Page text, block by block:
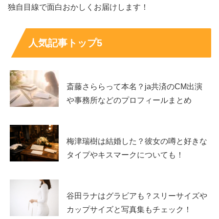
宮本龍之介さんは元ジャニーズ？噂の真相
を整理
独自目線で面白おかしくお届けします！
人気記事トップ5
斎藤さららって本名？ja共済のCM出演
や事務所などのプロフィールまとめ
梅津瑞樹は結婚した？彼女の噂と好きな
タイプやキスマークについても！
谷田ラナはグラビアも？スリーサイズや
カップサイズと写真集もチェック！